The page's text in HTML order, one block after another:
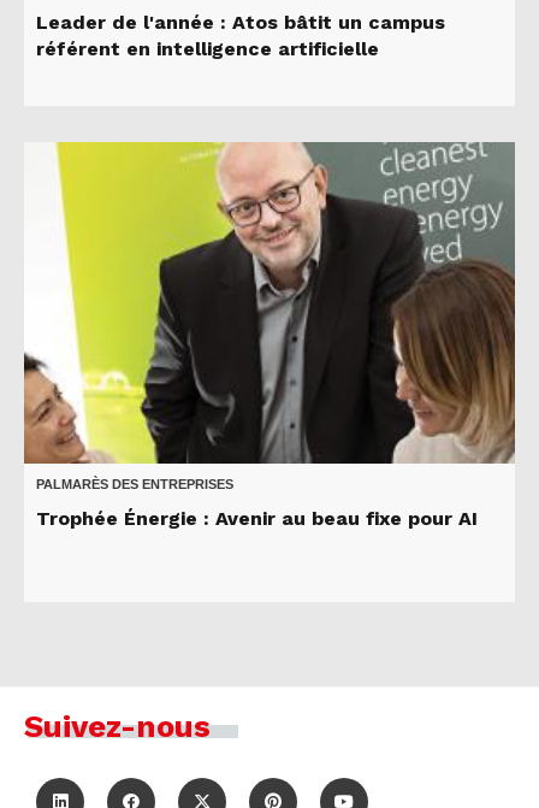
Leader de l'année : Atos bâtit un campus
référent en intelligence artificielle
PALMARÈS DES ENTREPRISES
Trophée Énergie : Avenir au beau fixe pour AI
Suivez-nous